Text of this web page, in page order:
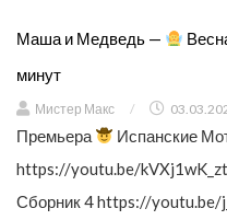
Маша и Медведь —
минут
Мистер Макс /
Премьера
Испанские
https://youtu.be/
Сборник 4 https://youtu.be/